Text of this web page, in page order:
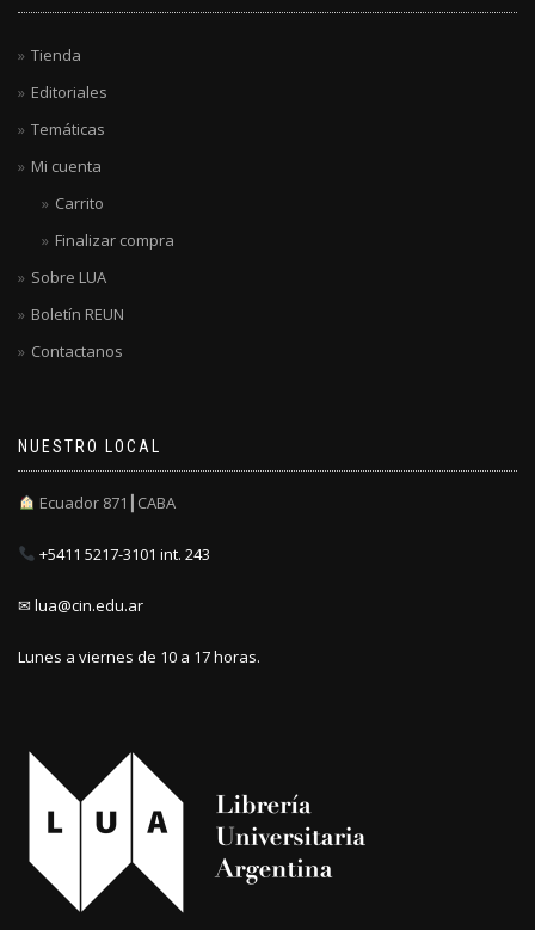
Tienda
Editoriales
Temáticas
Mi cuenta
Carrito
Finalizar compra
Sobre LUA
Boletín REUN
Contactanos
NUESTRO LOCAL
Ecuador 871┃CABA
+5411 5217-3101 int. 243
✉ lua@cin.edu.ar
Lunes a viernes de 10 a 17 horas.